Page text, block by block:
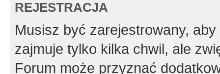
REJESTRACJA
Musisz być zarejestrowany,
zajmuje tylko kilka chwil, ale
Forum może przyznać